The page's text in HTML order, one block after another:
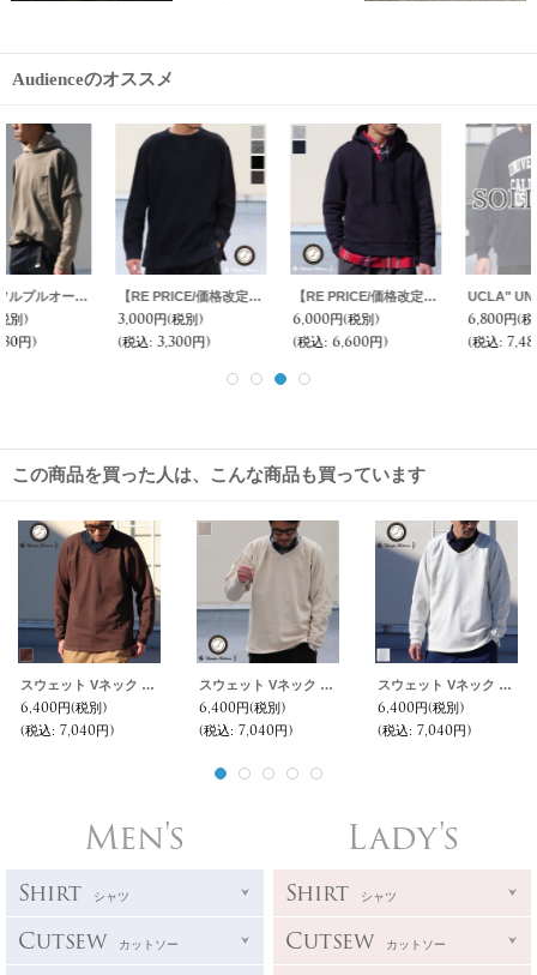
Audienceのオススメ
UCLA" UNIVERSITY OF CALIFORNIA LOS ANGELES"C/N L/S スウェット / Audience
6,800円
(税込
ヘビーウェイト裏毛サドルショルダークルーネックスウェット【MADE IN JAPAN】『日本製』 / Upscape Audience
7,800円
(税込
ひょうたんキルトガゼットクルーネックスウェット【MADE IN JAPAN】『日本製 / Upscape Audience
9,800円
(税込
この商品を買った人は、こんな商品も買っています
スウェット Vネック フットボール L/S 【MADE IN JAPAN】『日本製』/ Upscape Audience
6,400円(税別)
(税込: 7,040円)
スウェット Vネック フットボール L/S 【MADE IN JAPAN】『日本製』/ Upscape Audience
6,400円(税別)
(税込: 7,040円)
スウェット Vネック フットボール L/S 【MADE IN JAPAN】『日本製』/ Upscape Audience
6,400円(税別)
(税込: 7,040円)
Men's
Shirt シャツ
Cutsew カットソー
Lady's
Shirt シャツ
Cutsew カットソー